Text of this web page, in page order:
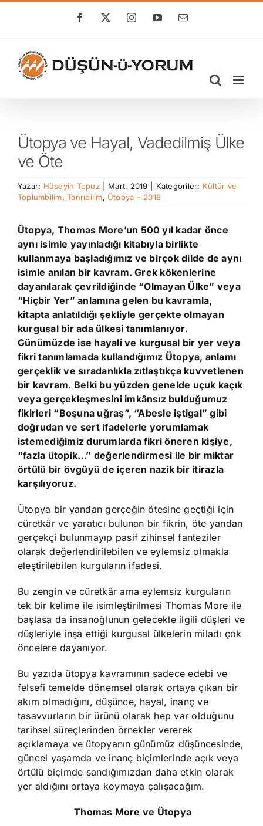
Facebook
X InstagramYouTube
E-
Ütopya ve Hayal, Vadedilmiş Ülke
ve Öte
Yazar: Hüseyin Topuz Mart, 2019 Kategoriler: Kültür ve
Toplumbilim,Tanrıbilim, Ütopya – 2018
Ütopya, Thomas More’un 500 yıl kadar önce
aynı isimle yayınladığı kitabıyla birlikte
kullanmaya başladığımız ve birçok dilde de aynı
isimle anılan bir kavram. Grek kökenlerine
dayanılarak çevrildiğinde “Olmayan Ülke” veya
“Hiçbir Yer” anlamına gelen bu kavramla,
kitapta anlatıldığı şekliyle gerçekte olmayan
kurgusal bir ada ülkesi tanımlanıyor.
Günümüzde ise hayali ve kurgusal bir yer veya
fikri tanımlamada kullandığımız Ütopya, anlamı
gerçeklik ve sıradanlıkla zıtlaştıkça kuvvetlenen
bir kavram. Belki bu yüzden genelde uçuk kaçık
veya gerçekleşmesini imkânsız bulduğumuz
fikirleri “Boşuna uğraş”, “Abesle iştigal” gibi
doğrudan ve sert ifadelerle yorumlamak
istemediğimiz durumlarda fikri öneren kişiye,
“fazla ütopik…” değerlendirmesi ile bir miktar
örtülü bir övgüyü de içeren nazik bir itirazla
karşılıyoruz.
Ütopya bir yandan gerçeğin ötesine geçtiği için
cüretkâr ve yaratıcı bulunan bir fikrin, öte yandan
gerçekçi bulunmayıp pasif zihinsel fanteziler
olarak değerlendirilebilen ve eylemsiz olmakla
eleştirilebilen kurguların ifadesi.
Bu zengin ve cüretkâr ama eylemsiz kurguların
tek bir kelime ile isimleştirilmesi Thomas More ile
başlasa da insanoğlunun gelecekle ilgili düşleri ve
düşleriyle inşa ettiği kurgusal ülkelerin miladı çok
öncelere dayanıyor.
Bu yazıda ütopya kavramının sadece edebi ve
felsefi temelde dönemsel olarak ortaya çıkan bir
akım olmadığını, düşünce, hayal, inanç ve
tasavvurların bir ürünü olarak hep var olduğunu
tarihsel süreçlerinden örnekler vererek
açıklamaya ve ütopyanın günümüz düşüncesinde,
güncel yaşamda ve inanç biçimlerinde açık veya
örtülü biçimde sandığımızdan daha etkin olarak
yer aldığını ortaya koymaya çalışacağım.
Thomas More ve Ütopya